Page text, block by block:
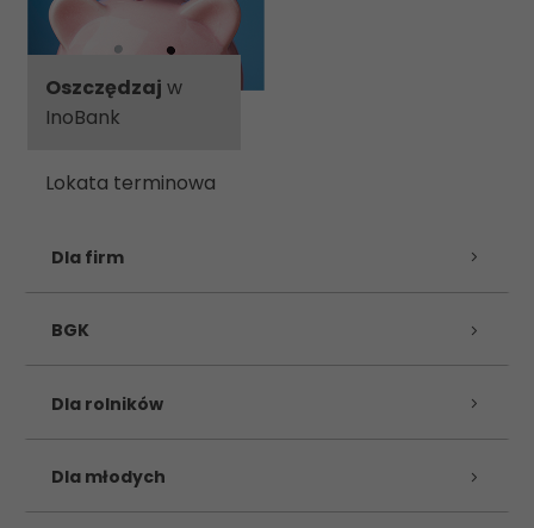
Oszczędzaj w
InoBank
Lokata terminowa
Dla firm
BGK
Dla rolników
Dla młodych